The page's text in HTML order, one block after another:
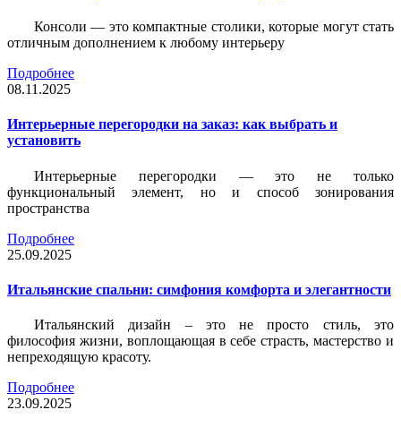
Консоли — это компактные столики, которые могут стать
отличным дополнением к любому интерьеру
Подробнее
08.11.2025
Интерьерные перегородки на заказ: как выбрать и
установить
Интерьерные перегородки — это не только
функциональный элемент, но и способ зонирования
пространства
Подробнее
25.09.2025
Итальянские спальни: симфония комфорта и элегантности
Итальянский дизайн – это не просто стиль, это
философия жизни, воплощающая в себе страсть, мастерство и
непреходящую красоту.
Подробнее
23.09.2025